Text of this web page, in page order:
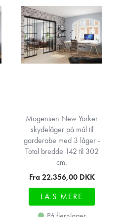
Mogensen New Yorker
skydelåger på mål til
garderobe med 3 låger -
Total bredde 142 til 302
cm.
Fra 22.356,00 DKK
LÆS MERE